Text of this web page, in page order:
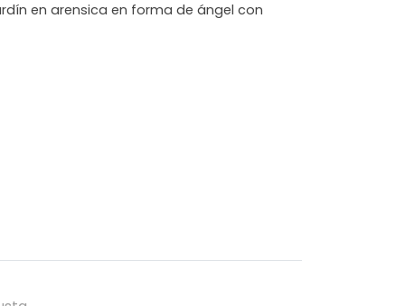
en arensica en forma de ángel con